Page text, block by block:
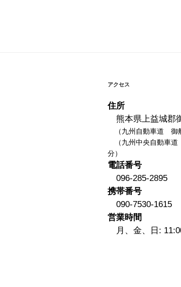
シ
ョ
ン
アクセス
住所
熊本県上益城郡
（九州自動車道 御
（九州中央自動車
分）
電話番号
096-285-2895
携帯番号
090-7530-1615
営業時間
月、金、日: